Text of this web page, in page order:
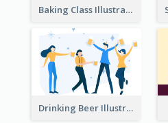
Baking Class Illustration
Drinking Beer Illustration